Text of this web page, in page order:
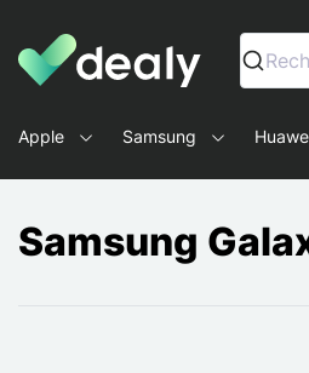
Dealy - Fundas y accesorios
Apple Samsung
Samsung